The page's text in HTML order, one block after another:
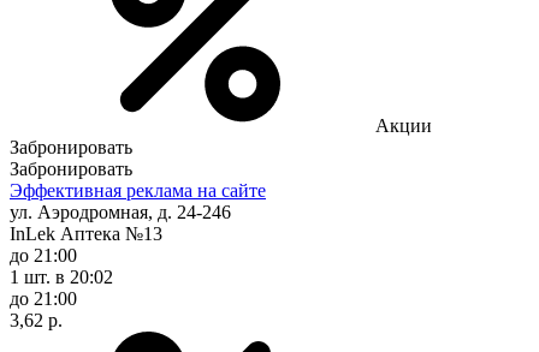
Акции
Забронировать
Забронировать
Эффективная реклама на сайте
ул. Аэродромная, д. 24-246
InLek Аптека №13
до 21:00
1 шт. в 20:02
до 21:00
3,62 р.